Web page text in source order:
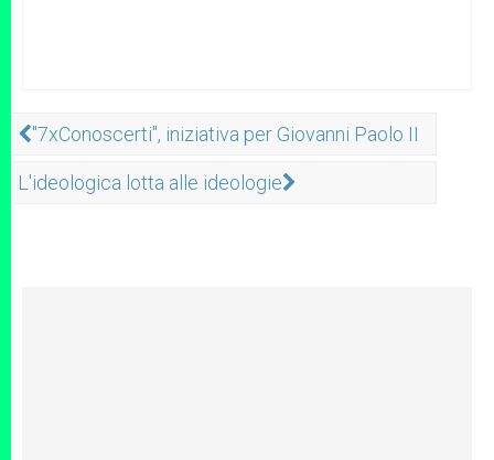
"7xConoscerti", iniziativa per Giovanni Paolo II
L'ideologica lotta alle ideologie